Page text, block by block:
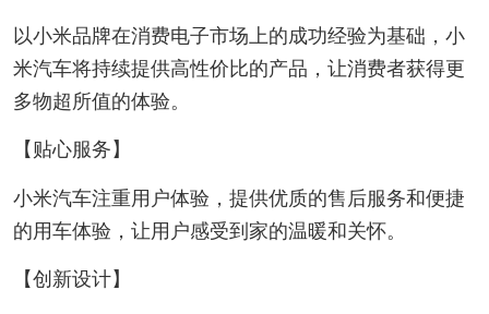
以小米品牌在消费电子市场上的成功经验为基础，小
米汽车将持续提供高性价比的产品，让消费者获得更
多物超所值的体验。
【贴心服务】
小米汽车注重用户体验，提供优质的售后服务和便捷
的用车体验，让用户感受到家的温暖和关怀。
【创新设计】